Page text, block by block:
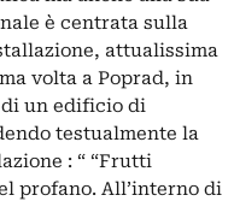
è centrata sulla
attualissima
volta a Poprad, in
di un edificio di
testualmente la
: “ “Frutti
profano. All’interno di